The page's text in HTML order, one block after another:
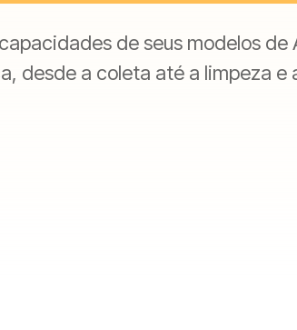
de seus modelos
desde a coleta até a limpeza e